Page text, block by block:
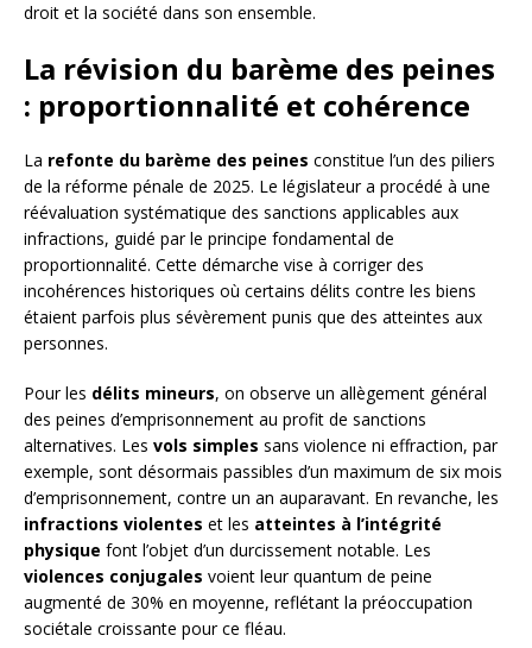
droit et la société dans son ensemble.
La révision du barème des peines
: proportionnalité et cohérence
La refonte du barème des peines constitue l’un des piliers
de la réforme pénale de 2025. Le législateur a procédé à une
réévaluation systématique des sanctions applicables aux
infractions, guidé par le principe fondamental de
proportionnalité. Cette démarche vise à corriger des
incohérences historiques où certains délits contre les biens
étaient parfois plus sévèrement punis que des atteintes aux
personnes.
Pour les délits mineurs, on observe un allègement général
des peines d’emprisonnement au profit de sanctions
alternatives. Les vols simples sans violence ni effraction, par
exemple, sont désormais passibles d’un maximum de six mois
d’emprisonnement, contre un an auparavant. En revanche, les
infractions violentes et les atteintes à l’intégrité
physique font l’objet d’un durcissement notable. Les
violences conjugales voient leur quantum de peine
augmenté de 30% en moyenne, reflétant la préoccupation
sociétale croissante pour ce fléau.